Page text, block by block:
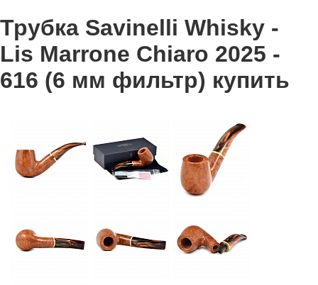
Трубка Savinelli Whisky -
Lis Marrone Chiaro 2025 -
616 (6 мм фильтр) купить